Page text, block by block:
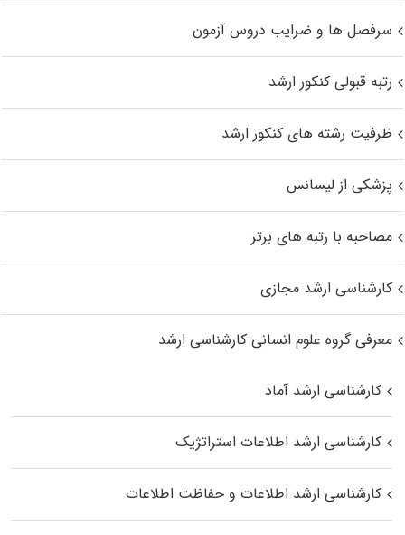
سرفصل ها و ضرایب دروس آزمون
رتبه قبولی کنکور ارشد
ظرفیت رشته های کنکور ارشد
پزشکی از لیسانس
مصاحبه با رتبه های برتر
کارشناسی ارشد مجازی
معرفی گروه علوم انسانی کارشناسی ارشد
کارشناسی ارشد آماد
کارشناسی ارشد اطلاعات استراتژیک
کارشناسی ارشد اطلاعات و حفاظت اطلاعات